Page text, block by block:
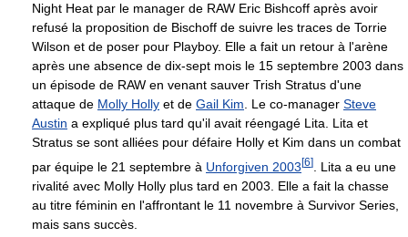
Night Heat par le manager de RAW Eric Bishcoff après avoir
refusé la proposition de Bischoff de suivre les traces de Torrie
Wilson et de poser pour Playboy. Elle a fait un retour à l'arène
après une absence de dix-sept mois le 15 septembre 2003 dans
un épisode de RAW en venant sauver Trish Stratus d'une
attaque de Molly Holly et de Gail Kim. Le co-manager Steve
Austin a expliqué plus tard qu'il avait réengagé Lita. Lita et
Stratus se sont alliées pour défaire Holly et Kim dans un combat
par équipe le 21 septembre à Unforgiven 2003 [6]
. Lita a eu une
rivalité avec Molly Holly plus tard en 2003. Elle a fait la chasse
au titre féminin en l'affrontant le 11 novembre à Survivor Series,
mais sans succès.